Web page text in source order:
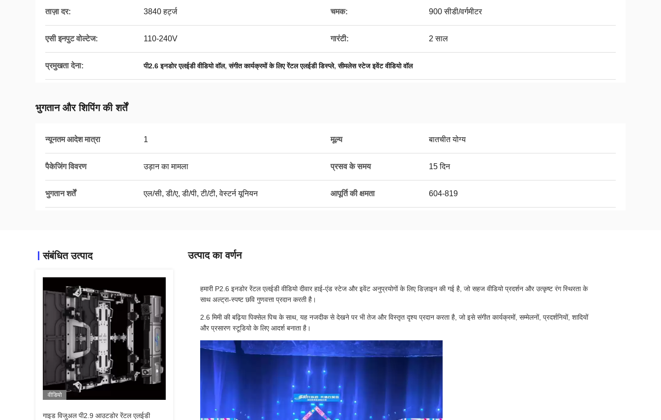
ताज़ा दर: 3840 हर्ट्ज चमक: 900 सीडी/वर्गमीटर
एसी इनपुट वोल्टेज: 110-240V गारंटी: 2 साल
प्रमुखता देना: पी2.6 इनडोर एलईडी वीडियो वॉल,संगीत कार्यक्रमों के लिए रेंटल एलईडी डिस्प्ले,सीमलेस स्टेज इवेंट वीडियो वॉल
भुगतान और शिपिंग की शर्तें
न्यूनतम आदेश मात्रा 1 मूल्य बातचीत योग्य
पैकेजिंग विवरण उड़ान का मामला प्रसव के समय 15 दिन
भुगतान शर्तें एल/सी, डी/ए, डी/पी, टी/टी, वेस्टर्न यूनियन आपूर्ति की क्षमता 604-819
संबंधित उत्पाद
वीडियो
गाइड विजुअल पी2.9 आउटडोर रेंटल एलईडी
उत्पाद का वर्णन
हमारी P2.6 इनडोर रेंटल एलईडी वीडियो दीवार हाई-एंड स्टेज और इवेंट अनुप्रयोगों के लिए डिज़ाइन की गई है, जो सहज वीडियो प्रदर्शन और उत्कृष्ट रंग स्थिरता के
साथ अल्ट्रा-स्पष्ट छवि गुणवत्ता प्रदान करती है।
2.6 मिमी की बढ़िया पिक्सेल पिच के साथ, यह नजदीक से देखने पर भी तेज और विस्तृत दृश्य प्रदान करता है, जो इसे संगीत कार्यक्रमों, सम्मेलनों, प्रदर्शनियों, शादियों
और प्रसारण स्टूडियो के लिए आदर्श बनाता है।